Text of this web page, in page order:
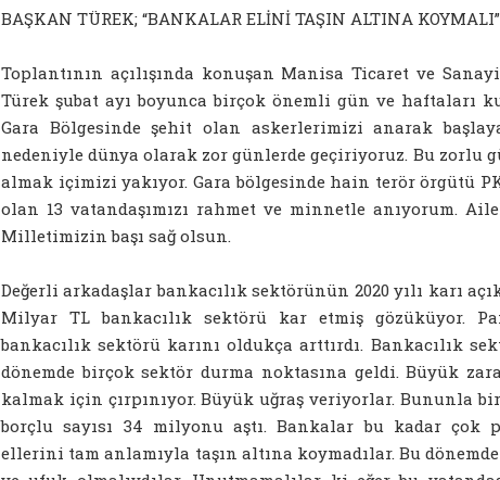
BAŞKAN TÜREK; “BANKALAR ELİNİ TAŞIN ALTINA KOYMALI”
Toplantının açılışında konuşan Manisa Ticaret ve
Türek şubat ayı boyunca birçok önemli gün ve haftaları
Gara Bölgesinde şehit olan askerlerimizi anarak
nedeniyle dünya olarak zor günlerde geçiriyoruz. Bu zorlu
almak içimizi yakıyor. Gara bölgesinde hain terör örgütü
olan 13 vatandaşımızı rahmet ve minnetle anıyorum.
Milletimizin başı sağ olsun.
Değerli arkadaşlar bankacılık sektörünün 2020 yılı karı
Milyar TL bankacılık sektörü kar etmiş gözüküyor.
bankacılık sektörü karını oldukça arttırdı. Bankacılık
dönemde birçok sektör durma noktasına geldi. Büyük
kalmak için çırpınıyor. Büyük uğraş veriyorlar. Bununla
borçlu sayısı 34 milyonu aştı. Bankalar bu kadar çok
ellerini tam anlamıyla taşın altına koymadılar. Bu